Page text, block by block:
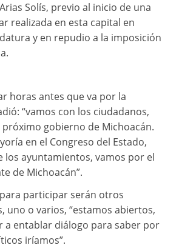
Solís, previo al inicio de una
realizada en esta capital en
y en repudio a la imposición
horas antes que va por la
“vamos con los ciudadanos,
próximo gobierno de Michoacán.
en el Congreso del Estado,
los ayuntamientos, vamos por el
de Michoacán”.
participar serán otros
uno o varios, “estamos abiertos,
a entablar diálogo para saber por
iríamos”.